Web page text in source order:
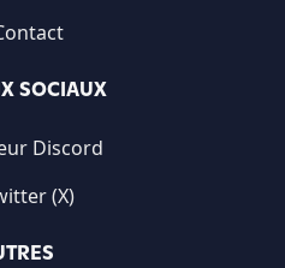
SOCIAUX
Discord
(X)